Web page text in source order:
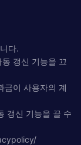
다.
갱신 기능을 끄
금이 사용자의 계
갱신 기능을 끌 수